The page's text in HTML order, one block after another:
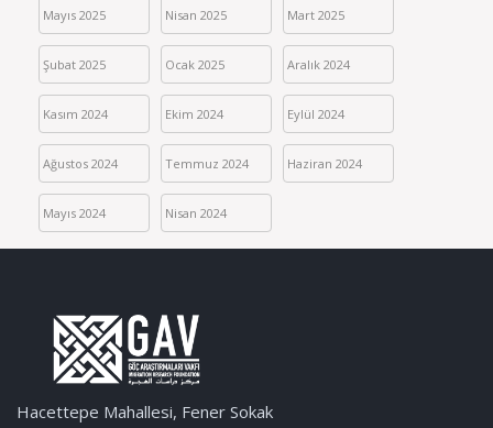
Mayıs 2025 Nisan 2025 Mart 2025
Şubat 2025 Ocak 2025 Aralık 2024
Kasım 2024 Ekim 2024 Eylül 2024
Ağustos 2024 Temmuz 2024 Haziran 2024
Mayıs 2024 Nisan 2024
Hacettepe Mahallesi, Fener Sokak